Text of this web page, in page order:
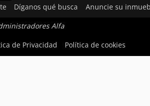
Díganos qué busca Anuncie su
Alfa
de Privacidad Política de cookies